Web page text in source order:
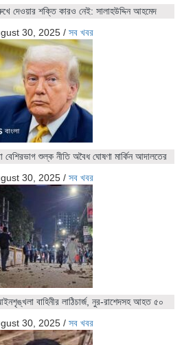
দেওয়ার শক্তি কারও নেই: সালাহউদ্দিন আহমেদ
30, 2025 / সব খবর
বেশিরভাগ শুল্ক নীতি অবৈধ ঘোষণা মার্কিন আদালতের
30, 2025 / সব খবর
বাহিনীর লাঠিচার্জ, নুর-রাশেদসহ আহত ৫০
30, 2025 / সব খবর